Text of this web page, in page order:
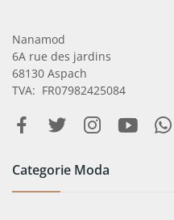
Nanamod
6A rue des jardins
68130 Aspach
TVA: FR07982425084
Categorie Moda